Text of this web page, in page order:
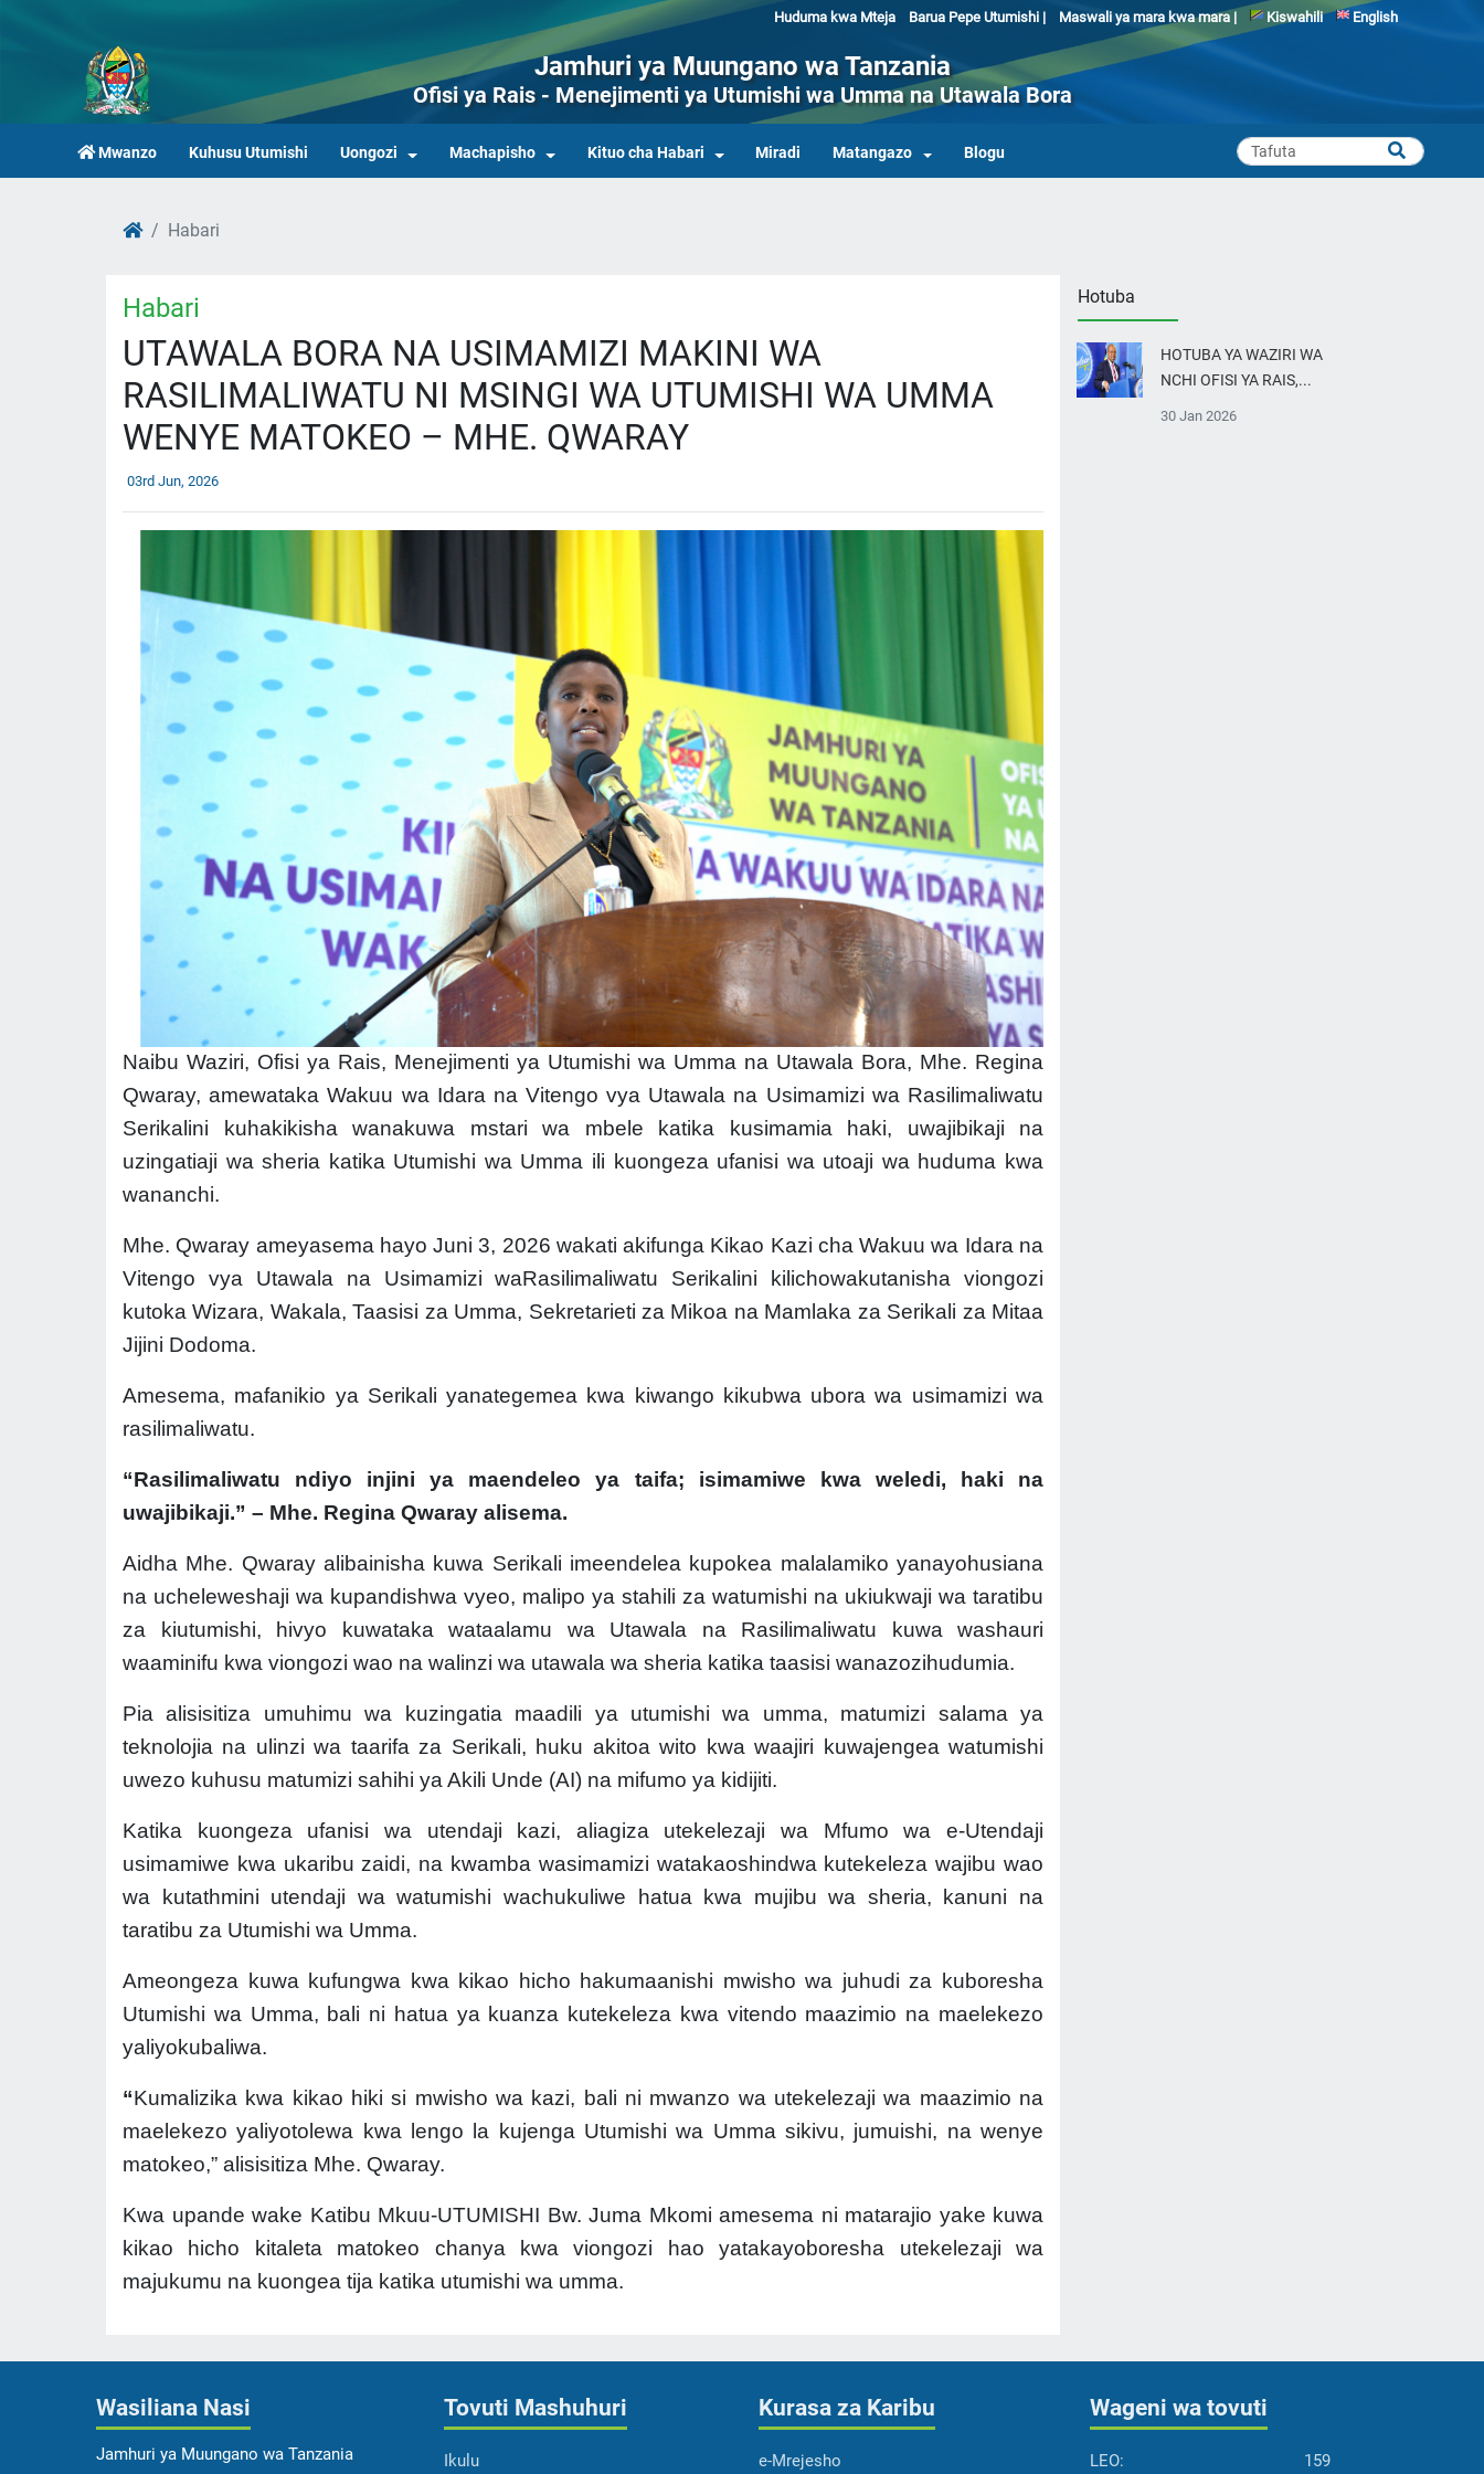
English
Kiswahili
Maswali ya mara kwa mara |
Barua Pepe Utumishi |
Huduma kwa Mteja
Jamhuri ya Muungano wa Tanzania
Ofisi ya Rais - Menejimenti ya Utumishi wa Umma na Utawala Bora
Mwanzo Kuhusu Utumishi Uongozi Machapisho Kituo cha Habari Miradi Matangazo Blogu
Habari
Habari
UTAWALA BORA NA USIMAMIZI MAKINI WA
RASILIMALIWATU NI MSINGI WA UTUMISHI WA UMMA
WENYE MATOKEO – MHE. QWARAY
03rd Jun, 2026
Naibu Waziri, Ofisi ya Rais, Menejimenti ya Utumishi wa Umma na Utawala Bora, Mhe. Regina
Qwaray, amewataka Wakuu wa Idara na Vitengo vya Utawala na Usimamizi wa Rasilimaliwatu
Serikalini kuhakikisha wanakuwa mstari wa mbele katika kusimamia haki, uwajibikaji na
uzingatiaji wa sheria katika Utumishi wa Umma ili kuongeza ufanisi wa utoaji wa huduma kwa
wananchi.
Mhe. Qwaray ameyasema hayo Juni 3, 2026 wakati akifunga Kikao Kazi cha Wakuu wa Idara na
Vitengo vya Utawala na Usimamizi waRasilimaliwatu Serikalini kilichowakutanisha viongozi
kutoka Wizara, Wakala, Taasisi za Umma, Sekretarieti za Mikoa na Mamlaka za Serikali za Mitaa
Jijini Dodoma.
Amesema, mafanikio ya Serikali yanategemea kwa kiwango kikubwa ubora wa usimamizi wa
rasilimaliwatu.
“Rasilimaliwatu ndiyo injini ya maendeleo ya taifa; isimamiwe kwa weledi, haki na
uwajibikaji.” – Mhe. Regina Qwaray alisema.
Aidha Mhe. Qwaray alibainisha kuwa Serikali imeendelea kupokea malalamiko yanayohusiana
na ucheleweshaji wa kupandishwa vyeo, malipo ya stahili za watumishi na ukiukwaji wa taratibu
za kiutumishi, hivyo kuwataka wataalamu wa Utawala na Rasilimaliwatu kuwa washauri
waaminifu kwa viongozi wao na walinzi wa utawala wa sheria katika taasisi wanazozihudumia.
Pia alisisitiza umuhimu wa kuzingatia maadili ya utumishi wa umma, matumizi salama ya
teknolojia na ulinzi wa taarifa za Serikali, huku akitoa wito kwa waajiri kuwajengea watumishi
uwezo kuhusu matumizi sahihi ya Akili Unde (AI) na mifumo ya kidijiti.
Katika kuongeza ufanisi wa utendaji kazi, aliagiza utekelezaji wa Mfumo wa e-Utendaji
usimamiwe kwa ukaribu zaidi, na kwamba wasimamizi watakaoshindwa kutekeleza wajibu wao
wa kutathmini utendaji wa watumishi wachukuliwe hatua kwa mujibu wa sheria, kanuni na
taratibu za Utumishi wa Umma.
Ameongeza kuwa kufungwa kwa kikao hicho hakumaanishi mwisho wa juhudi za kuboresha
Utumishi wa Umma, bali ni hatua ya kuanza kutekeleza kwa vitendo maazimio na maelekezo
yaliyokubaliwa.
“Kumalizika kwa kikao hiki si mwisho wa kazi, bali ni mwanzo wa utekelezaji wa maazimio na
maelekezo yaliyotolewa kwa lengo la kujenga Utumishi wa Umma sikivu, jumuishi, na wenye
matokeo,” alisisitiza Mhe. Qwaray.
Kwa upande wake Katibu Mkuu-UTUMISHI Bw. Juma Mkomi amesema ni matarajio yake kuwa
kikao hicho kitaleta matokeo chanya kwa viongozi hao yatakayoboresha utekelezaji wa
majukumu na kuongea tija katika utumishi wa umma.
Hotuba
HOTUBA YA WAZIRI WA
NCHI OFISI YA RAIS,...
30 Jan 2026
Wasiliana Nasi
Jamhuri ya Muungano wa Tanzania
Tovuti Mashuhuri
Ikulu
Kurasa za Karibu
e-Mrejesho
Wageni wa tovuti
LEO: 159